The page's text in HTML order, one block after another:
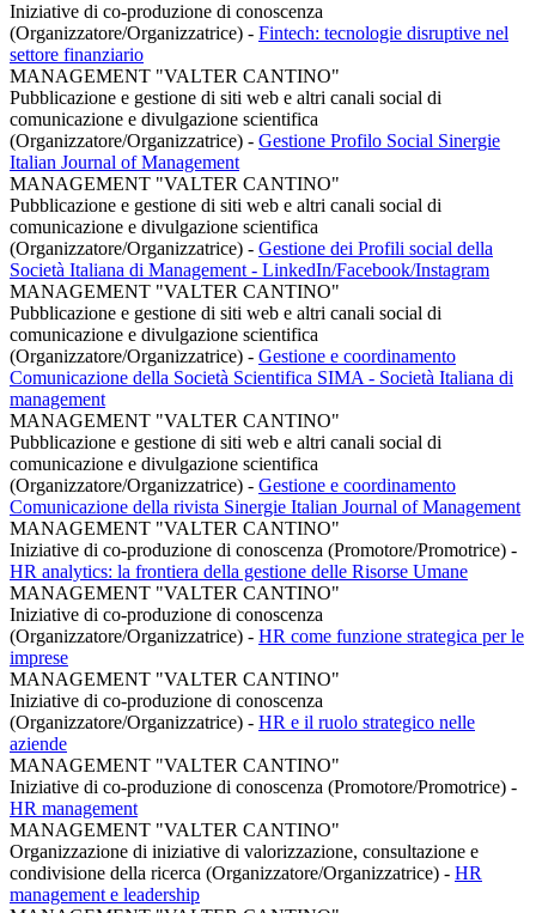
Iniziative di co-produzione di conoscenza
(Organizzatore/Organizzatrice) - Fintech: tecnologie disruptive nel
settore finanziario
MANAGEMENT "VALTER CANTINO"
Pubblicazione e gestione di siti web e altri canali social di
comunicazione e divulgazione scientifica
(Organizzatore/Organizzatrice) - Gestione Profilo Social Sinergie
Italian Journal of Management
MANAGEMENT "VALTER CANTINO"
Pubblicazione e gestione di siti web e altri canali social di
comunicazione e divulgazione scientifica
(Organizzatore/Organizzatrice) - Gestione dei Profili social della
Società Italiana di Management - LinkedIn/Facebook/Instagram
MANAGEMENT "VALTER CANTINO"
Pubblicazione e gestione di siti web e altri canali social di
comunicazione e divulgazione scientifica
(Organizzatore/Organizzatrice) - Gestione e coordinamento
Comunicazione della Società Scientifica SIMA - Società Italiana di
management
MANAGEMENT "VALTER CANTINO"
Pubblicazione e gestione di siti web e altri canali social di
comunicazione e divulgazione scientifica
(Organizzatore/Organizzatrice) - Gestione e coordinamento
Comunicazione della rivista Sinergie Italian Journal of Management
MANAGEMENT "VALTER CANTINO"
Iniziative di co-produzione di conoscenza (Promotore/Promotrice) -
HR analytics: la frontiera della gestione delle Risorse Umane
MANAGEMENT "VALTER CANTINO"
Iniziative di co-produzione di conoscenza
(Organizzatore/Organizzatrice) - HR come funzione strategica per le
imprese
MANAGEMENT "VALTER CANTINO"
Iniziative di co-produzione di conoscenza
(Organizzatore/Organizzatrice) - HR e il ruolo strategico nelle
aziende
MANAGEMENT "VALTER CANTINO"
Iniziative di co-produzione di conoscenza (Promotore/Promotrice) -
HR management
MANAGEMENT "VALTER CANTINO"
Organizzazione di iniziative di valorizzazione, consultazione e
condivisione della ricerca (Organizzatore/Organizzatrice) - HR
management e leadership